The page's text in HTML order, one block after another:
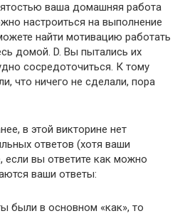
ваша домашняя работа
настроиться на выполнение
найти мотивацию работать
домой. D. Вы пытались их
сосредоточиться. К тому
что ничего не сделали, пора
в этой викторине нет
ответов (хотя ваши
если вы ответите как можно
ваши ответы:
были в основном «как», то